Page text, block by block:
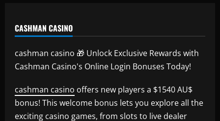
CASHMAN CASINO
cashman casino 🎁 Unlock Exclusive Rewards with
Cashman Casino's Online Login Bonuses Today!
cashman casino offers new players a $1540 AU$
bonus! This welcome bonus lets you explore all the
exciting casino games, from slots to live dealer